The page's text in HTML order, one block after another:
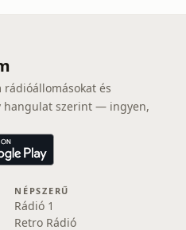
rádióállomásokat és
hangulat szerint — ingyen,
NÉPSZERŰ
Rádió 1
Retro Rádió